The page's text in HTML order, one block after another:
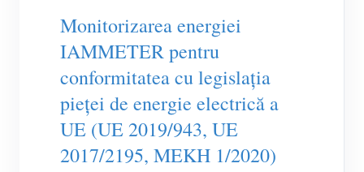
Încărcător EV
Simulator IAMMETER
Contor virtual
Sistem de prognoză și simulare energetică
Monitorizarea energiei
IAMMETER pentru
conformitatea cu legislația
pieței de energie electrică a
UE (UE 2019/943, UE
2017/2195, MEKH 1/2020)